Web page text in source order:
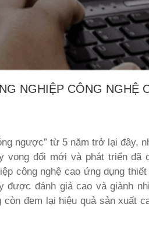
NGHIỆP CÔNG NGHỆ
ngược” từ 5 năm trở lại đây,
vọng đổi mới và phát triển đã
công nghệ cao ứng dụng
đánh giá cao và giành
đem lại hiệu quả sản xuất